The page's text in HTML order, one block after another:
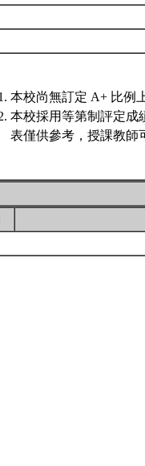
本校尚無訂定 A+ 比例
本校採用等第制評定成
表僅供參考，授課教師